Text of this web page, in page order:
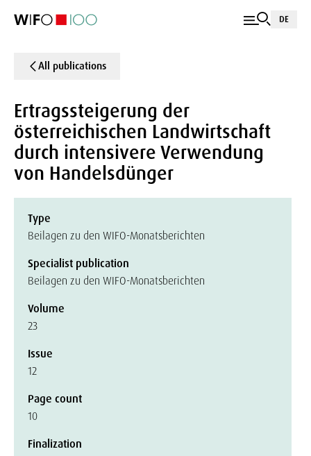
DE
All publications
Ertragssteigerung der
österreichischen Landwirtschaft
durch intensivere Verwendung
von Handelsdünger
Type
Beilagen zu den WIFO-Monatsberichten
Specialist publication
Beilagen zu den WIFO-Monatsberichten
Volume
23
Issue
12
Page count
10
Finalization